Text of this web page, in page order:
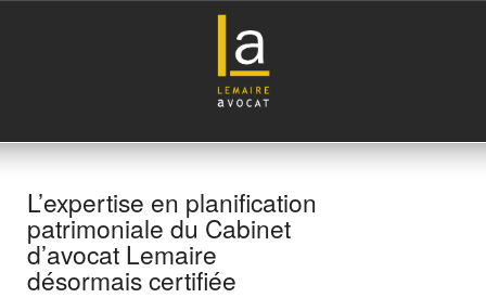
L’expertise en planification
patrimoniale du Cabinet
d’avocat Lemaire
désormais certifiée